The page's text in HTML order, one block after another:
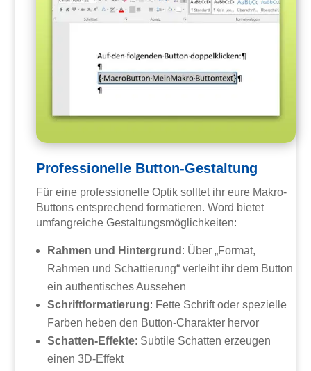
Professionelle Button-Gestaltung
Für eine professionelle Optik solltet ihr eure Makro-
Buttons entsprechend formatieren. Word bietet
umfangreiche Gestaltungsmöglichkeiten:
Rahmen und Hintergrund : Über „Format,
Rahmen und Schattierung“ verleiht ihr dem Button
ein authentisches Aussehen
Schriftformatierung: Fette Schrift oder spezielle
Farben heben den Button-Charakter hervor
Schatten-Effekte: Subtile Schatten erzeugen
einen 3D-Effekt